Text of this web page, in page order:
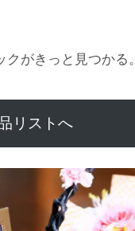
がきっと見つかる。
リストへ